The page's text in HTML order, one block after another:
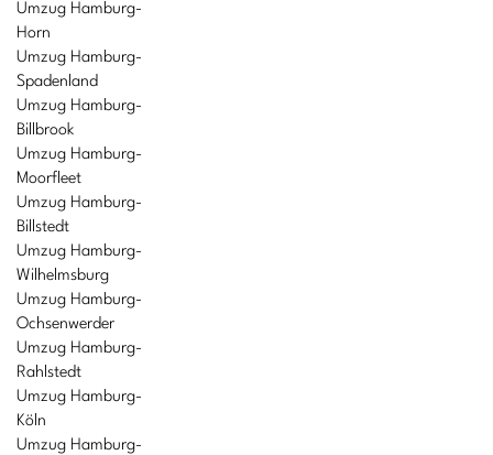
Umzug Hamburg-
Horn
Umzug Hamburg-
Spadenland
Umzug Hamburg-
Billbrook
Umzug Hamburg-
Moorfleet
Umzug Hamburg-
Billstedt
Umzug Hamburg-
Wilhelmsburg
Umzug Hamburg-
Ochsenwerder
Umzug Hamburg-
Rahlstedt
Umzug Hamburg-
Köln
Umzug Hamburg-